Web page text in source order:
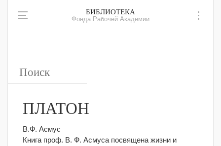
БИБЛИОТЕКА
Фонда Рабочей Академии
ПЛАТОН
В.Ф. Асмус
Книга проф. В. Ф. Асмуса посвящена жизни и